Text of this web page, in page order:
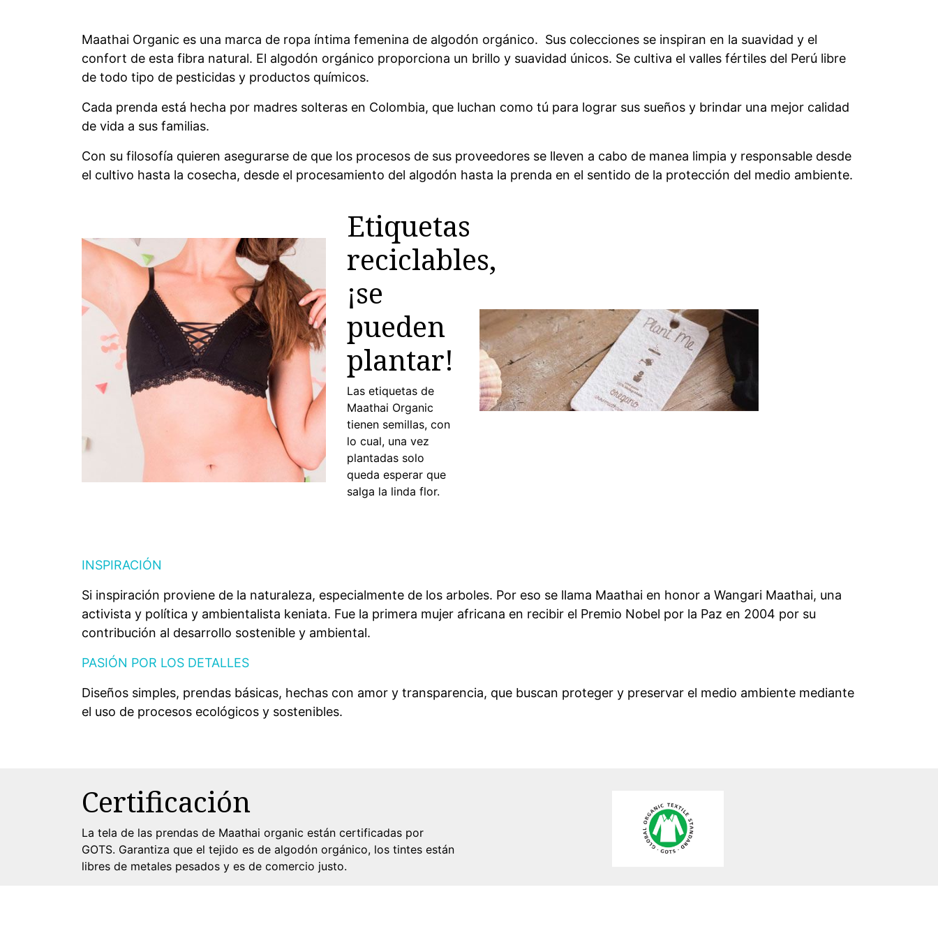
Maathai Organic es una marca de ropa íntima femenina de algodón orgánico. Sus colecciones se inspiran en la suavidad y el
confort de esta fibra natural. El algodón orgánico proporciona un brillo y suavidad únicos. Se cultiva el valles fértiles del Perú libre
de todo tipo de pesticidas y productos químicos.
Cada prenda está hecha por madres solteras en Colombia, que luchan como tú para lograr sus sueños y brindar una mejor calidad
de vida a sus familias.
Con su filosofía quieren asegurarse de que los procesos de sus proveedores se lleven a cabo de manea limpia y responsable desde
el cultivo hasta la cosecha, desde el procesamiento del algodón hasta la prenda en el sentido de la protección del medio ambiente.
Etiquetas
reciclables,
¡se
pueden
plantar!
Las etiquetas de
Maathai Organic
tienen semillas, con
lo cual, una vez
plantadas solo
queda esperar que
salga la linda flor.
INSPIRACIÓN
Si inspiración proviene de la naturaleza, especialmente de los arboles. Por eso se llama Maathai en honor a Wangari Maathai, una
activista y política y ambientalista keniata. Fue la primera mujer africana en recibir el Premio Nobel por la Paz en 2004 por su
contribución al desarrollo sostenible y ambiental.
PASIÓN POR LOS DETALLES
Diseños simples, prendas básicas, hechas con amor y transparencia, que buscan proteger y preservar el medio ambiente mediante
el uso de procesos ecológicos y sostenibles.
Certificación
La tela de las prendas de Maathai organic están certificadas por
GOTS. Garantiza que el tejido es de algodón orgánico, los tintes están
libres de metales pesados y es de comercio justo.